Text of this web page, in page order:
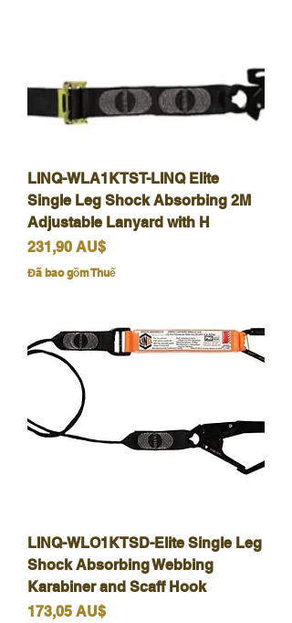
LINQ-WLA1KTST-LINQ Elite
Single Leg Shock Absorbing 2M
Adjustable Lanyard with H
Giá
231,90 AU$
Đã bao gồm Thuế
LINQ-WLO1KTSD-Elite Single Leg
Shock Absorbing Webbing
Karabiner and Scaff Hook
Giá
173,05 AU$